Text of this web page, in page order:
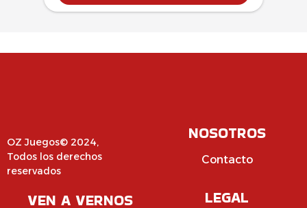
OZ Juegos© 2024,
Todos los derechos
reservados
VEN A VERNOS
NOSOTROS
Contacto
LEGAL